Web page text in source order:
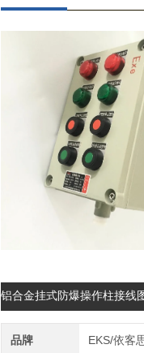
铝合金挂式防爆操作柱接线
品牌 EKS/依客